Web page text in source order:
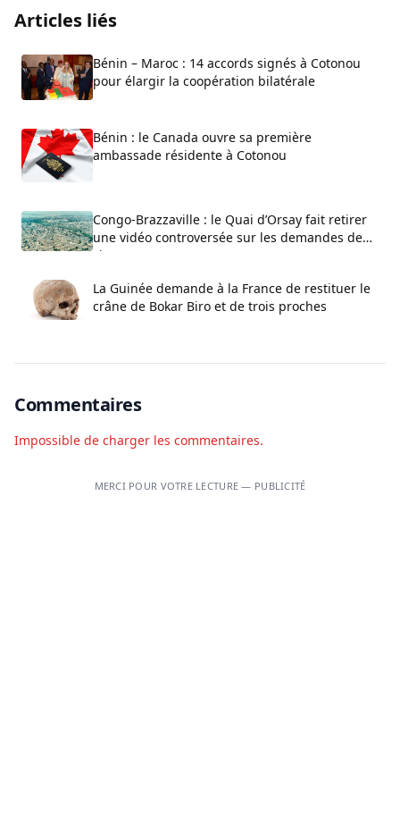
Articles liés
Bénin – Maroc : 14 accords signés à Cotonou
pour élargir la coopération bilatérale
Bénin : le Canada ouvre sa première
ambassade résidente à Cotonou
Congo-Brazzaville : le Quai d’Orsay fait retirer
une vidéo controversée sur les demandes de
visa
La Guinée demande à la France de restituer le
crâne de Bokar Biro et de trois proches
Commentaires
Impossible de charger les commentaires.
MERCI POUR VOTRE LECTURE — PUBLICITÉ